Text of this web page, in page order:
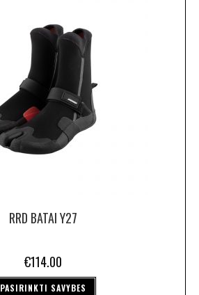
RRD BATAI Y27
€114.00
PASIRINKTI SAVYBES